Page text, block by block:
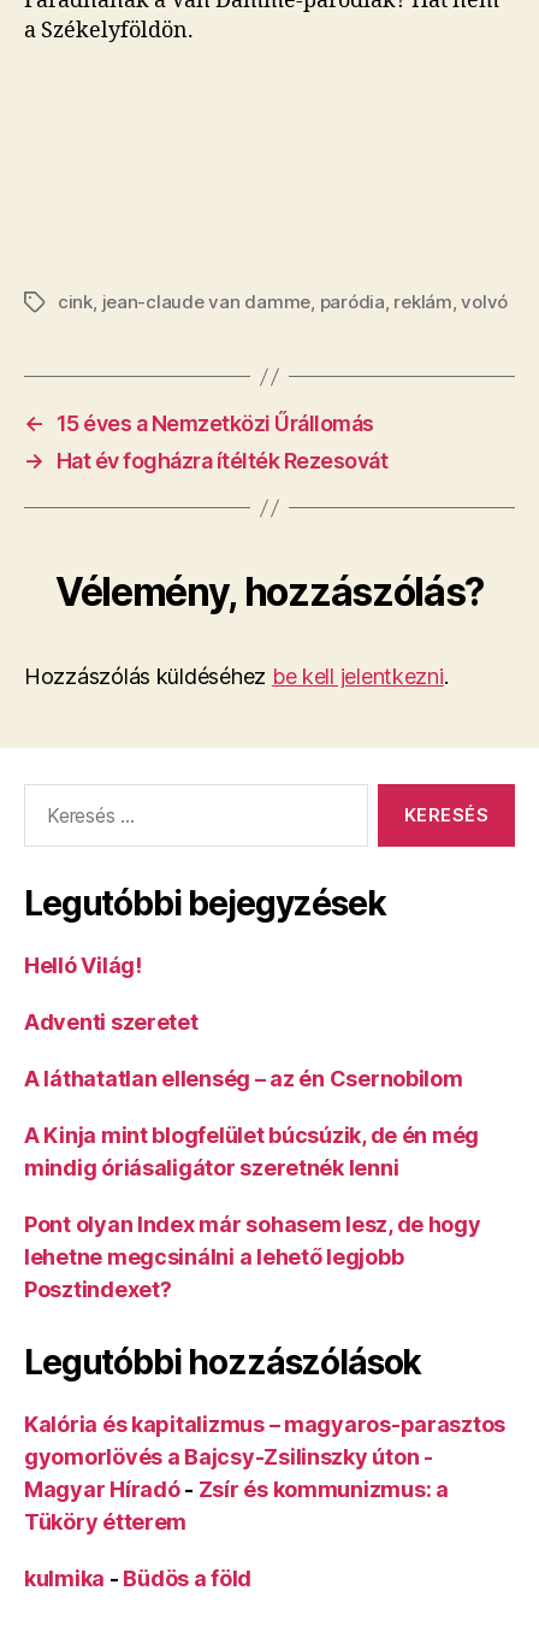
a Székelyföldön.
Címkék
cink, jean-claude van damme, paródia, reklám,volvó
←
15 éves a Nemzetközi Űrállomás
→
Hat év fogházra ítélték Rezesovát
Vélemény, hozzászólás?
Hozzászólás küldéséhez be kell jelentkezni.
Legutóbbi bejegyzések
Helló Világ!
Adventi szeretet
A láthatatlan ellenség – az én Csernobilom
A Kinja mint blogfelület búcsúzik, de én még
mindig óriásaligátor szeretnék lenni
Pont olyan Index már sohasem lesz, de hogy
lehetne megcsinálni a lehető legjobb
Posztindexet?
Legutóbbi hozzászólások
Kalória és kapitalizmus – magyaros-parasztos
gyomorlövés a Bajcsy-Zsilinszky úton -
Magyar Híradó- Zsír és kommunizmus: a
Tüköry étterem
kulmika - Büdös a föld